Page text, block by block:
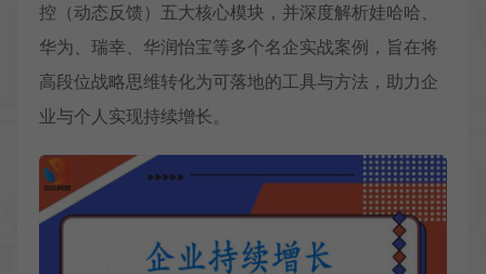
控（动态反馈）五大核心模块，并深度解析娃哈哈、
华为、瑞幸、华润怡宝等多个名企实战案例，旨在将
高段位战略思维转化为可落地的工具与方法，助力企
业与个人实现持续增长。